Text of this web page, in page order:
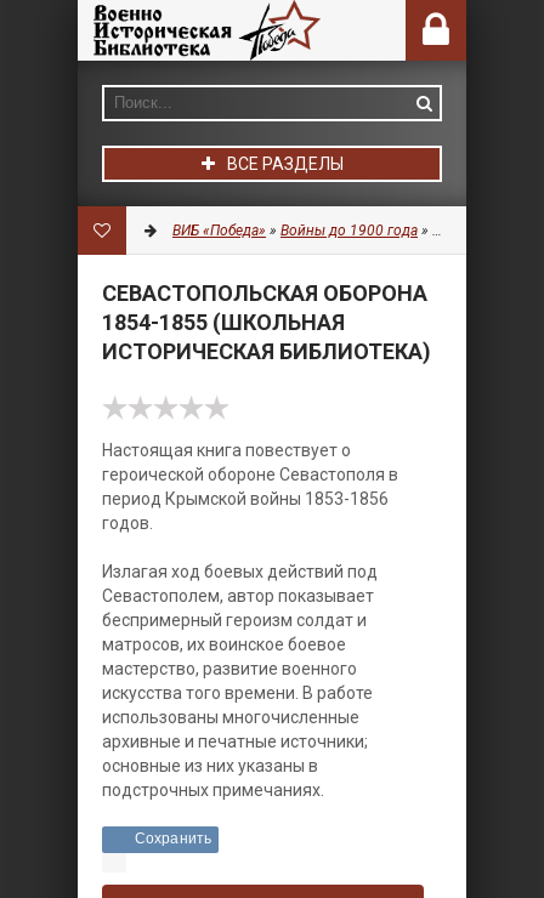
ВСЕ РАЗДЕЛЫ
ВИБ «Победа» » Войны до 1900 года » История
СЕВАСТОПОЛЬСКАЯ ОБОРОНА
1854-1855 (ШКОЛЬНАЯ
ИСТОРИЧЕСКАЯ БИБЛИОТЕКА)
Настоящая книга повествует о
героической обороне Севастополя в
период Крымской войны 1853-1856
годов.
Излагая ход боевых действий под
Севастополем, автор показывает
беспримерный героизм солдат и
матросов, их воинское боевое
мастерство, развитие военного
искусства того времени. В работе
использованы многочисленные
архивные и печатные источники;
основные из них указаны в
подстрочных примечаниях.
Сохранить